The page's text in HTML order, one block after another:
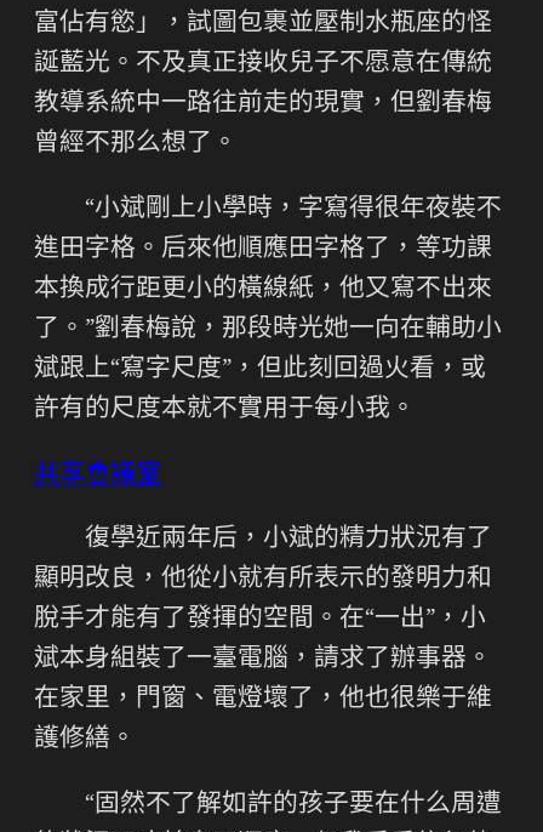
富佔有慾」，試圖包裹並壓制水瓶座的怪
誕藍光。不及真正接收兒子不愿意在傳統
教導系統中一路往前走的現實，但劉春梅
曾經不那么想了。
“小斌剛上小學時，字寫得很年夜裝不
進田字格。后來他順應田字格了，等功課
本換成行距更小的橫線紙，他又寫不出來
了。”劉春梅說，那段時光她一向在輔助小
斌跟上“寫字尺度”，但此刻回過火看，或
許有的尺度本就不實用于每小我。
共享會議室
復學近兩年后，小斌的精力狀況有了
顯明改良，他從小就有所表示的發明力和
脫手才能有了發揮的空間。在“一出”，小
斌本身組裝了一臺電腦，請求了辦事器。
在家里，門窗、電燈壞了，他也很樂于維
護修繕。
“固然不了解如許的孩子要在什么周遭